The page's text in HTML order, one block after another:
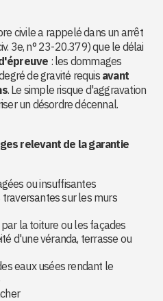
civile a rappelé dans un arrêt
3e, n° 23-20.379) que le délai
: les dommages
de gravité requis avant
. Le simple risque d'aggravation
un désordre décennal.
relevant de la garantie
ou insuffisantes
sur les murs
la toiture ou les façades
d'une véranda, terrasse ou
eaux usées rendant le